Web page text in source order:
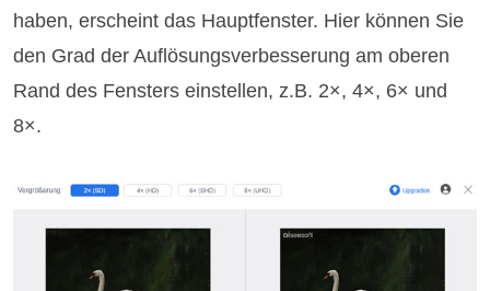
haben, erscheint das Hauptfenster. Hier können Sie
den Grad der Auflösungsverbesserung am oberen
Rand des Fensters einstellen, z.B. 2×, 4×, 6× und
8×.